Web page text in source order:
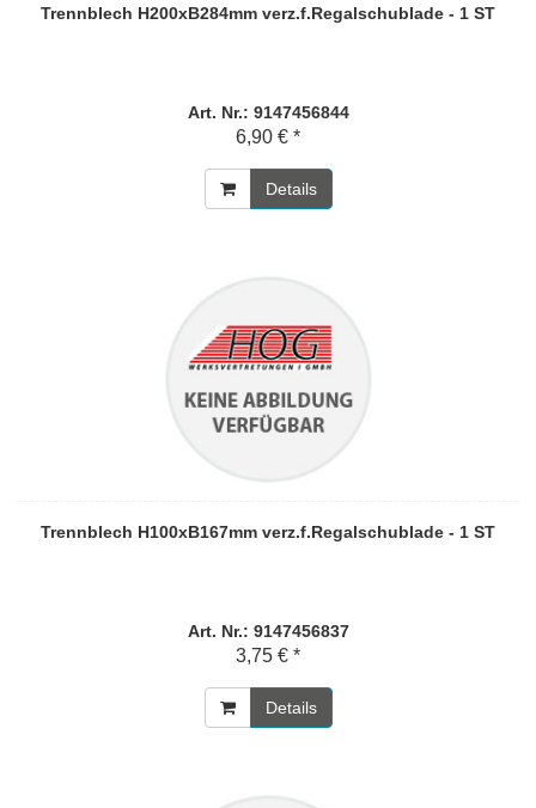
Trennblech H200xB284mm verz.f.Regalschublade - 1 ST
Art. Nr.: 9147456844
6,90 € *
Details
Trennblech H100xB167mm verz.f.Regalschublade - 1 ST
Art. Nr.: 9147456837
3,75 € *
Details